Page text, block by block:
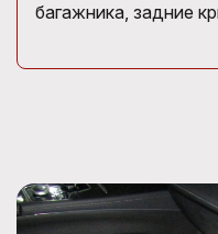
багажника, задние